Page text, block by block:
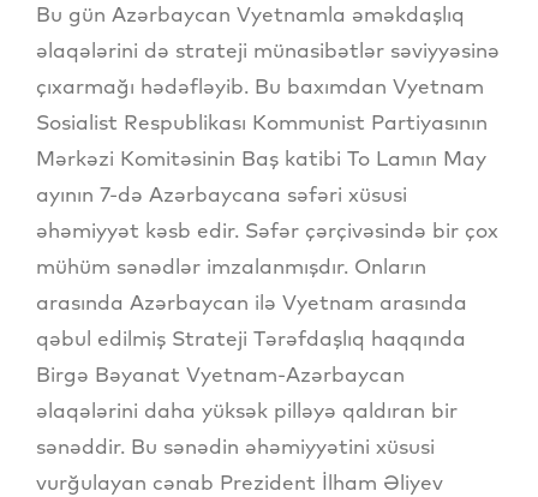
Bu gün Azərbaycan Vyetnamla əməkdaşlıq
əlaqələrini də strateji münasibətlər səviyyəsinə
çıxarmağı hədəfləyib. Bu baxımdan Vyetnam
Sosialist Respublikası Kommunist Partiyasının
Mərkəzi Komitəsinin Baş katibi To Lamın May
ayının 7-də Azərbaycana səfəri xüsusi
əhəmiyyət kəsb edir. Səfər çərçivəsində bir çox
mühüm sənədlər imzalanmışdır. Onların
arasında Azərbaycan ilə Vyetnam arasında
qəbul edilmiş Strateji Tərəfdaşlıq haqqında
Birgə Bəyanat Vyetnam-Azərbaycan
əlaqələrini daha yüksək pilləyə qaldıran bir
sənəddir. Bu sənədin əhəmiyyətini xüsusi
vurğulayan cənab Prezident İlham Əliyev